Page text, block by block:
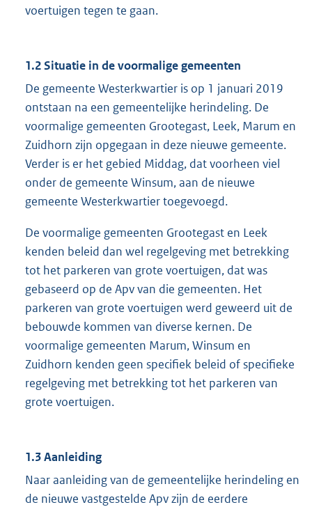
voertuigen tegen te gaan.
1.2 Situatie in de voormalige gemeenten
De gemeente Westerkwartier is op 1 januari 2019
ontstaan na een gemeentelijke herindeling. De
voormalige gemeenten Grootegast, Leek, Marum en
Zuidhorn zijn opgegaan in deze nieuwe gemeente.
Verder is er het gebied Middag, dat voorheen viel
onder de gemeente Winsum, aan de nieuwe
gemeente Westerkwartier toegevoegd.
De voormalige gemeenten Grootegast en Leek
kenden beleid dan wel regelgeving met betrekking
tot het parkeren van grote voertuigen, dat was
gebaseerd op de Apv van die gemeenten. Het
parkeren van grote voertuigen werd geweerd uit de
bebouwde kommen van diverse kernen. De
voormalige gemeenten Marum, Winsum en
Zuidhorn kenden geen specifiek beleid of specifieke
regelgeving met betrekking tot het parkeren van
grote voertuigen.
1.3 Aanleiding
Naar aanleiding van de gemeentelijke herindeling en
de nieuwe vastgestelde Apv zijn de eerdere